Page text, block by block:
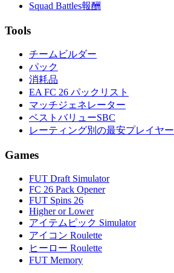
Squad Battles報酬
Tools
チームビルダー
パック
消耗品
EA FC 26 パックリスト
マッチジェネレーター
ベストバリューSBC
レーティング別の最安プレイヤー
Games
FUT Draft Simulator
FC 26 Pack Opener
FUT Spins 26
Higher or Lower
アイテムピック Simulator
アイコン Roulette
ヒーロー Roulette
FUT Memory